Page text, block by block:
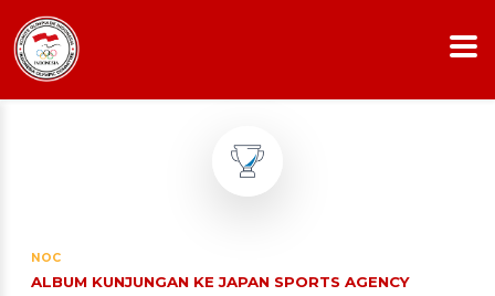
NOC
ALBUM KUNJUNGAN KE JAPAN SPORTS AGENCY